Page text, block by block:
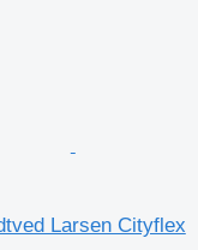
Larsen Cityflex